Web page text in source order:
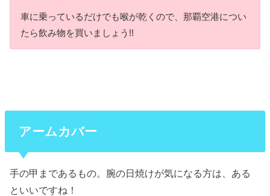
車に乗っているだけでも喉が乾くので、那覇空港につい
たら飲み物を買いましょう!!
アームカバー
手の甲まであるもの。腕の日焼けが気になる方は、ある
といいですね！